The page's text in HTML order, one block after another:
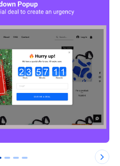
1 2 3